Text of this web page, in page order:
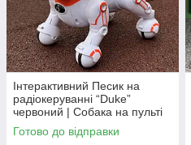
Інтерактивний Песик на
радіокеруванні “Duke”
червоний | Собака на пульті
керування | Собачка-робот
на радіоуправлінні
Готово до відправки